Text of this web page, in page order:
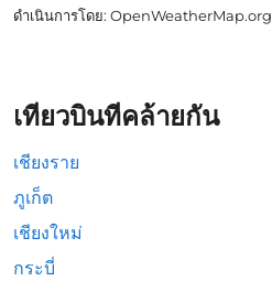
ดำเนินการโดย: OpenWeatherMap.org
เที่ยวบินที่คล้ายกัน
เชียงราย
ภูเก็ต
เชียงใหม่
กระบี่